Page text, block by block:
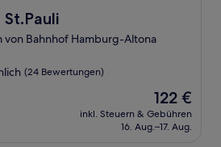
von Bahnhof Hamburg-Altona
(24 Bewertungen)
Der
Preis
beträgt
122 €
inkl. Steuern & Gebühren
16. Aug.–17. Aug.